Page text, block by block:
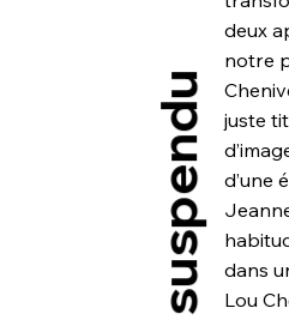
deux
notre
juste
d’une
dans
Lou